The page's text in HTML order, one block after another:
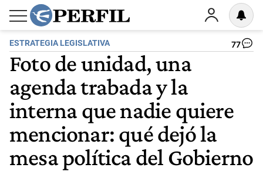
ESTRATEGIA LEGISLATIVA 77
Foto de unidad, una
agenda trabada y la
interna que nadie quiere
mencionar: qué dejó la
mesa política del Gobierno